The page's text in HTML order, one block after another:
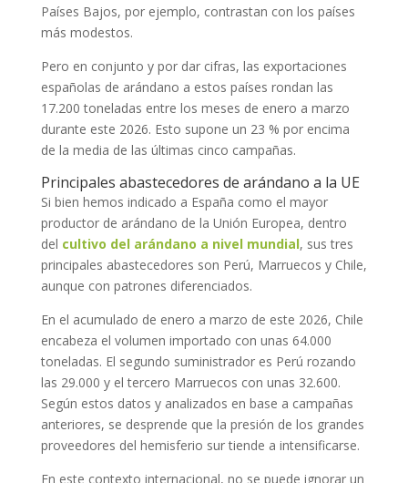
Países Bajos, por ejemplo, contrastan con los países
más modestos.
Pero en conjunto y por dar cifras, las exportaciones
españolas de arándano a estos países rondan las
17.200 toneladas entre los meses de enero a marzo
durante este 2026. Esto supone un 23 % por encima
de la media de las últimas cinco campañas.
Principales abastecedores de arándano a la UE
Si bien hemos indicado a España como el mayor
productor de arándano de la Unión Europea, dentro
del cultivo del arándano a nivel mundial, sus tres
principales abastecedores son Perú, Marruecos y Chile,
aunque con patrones diferenciados.
En el acumulado de enero a marzo de este 2026, Chile
encabeza el volumen importado con unas 64.000
toneladas. El segundo suministrador es Perú rozando
las 29.000 y el tercero Marruecos con unas 32.600.
Según estos datos y analizados en base a campañas
anteriores, se desprende que la presión de los grandes
proveedores del hemisferio sur tiende a intensificarse.
En este contexto internacional, no se puede ignorar un